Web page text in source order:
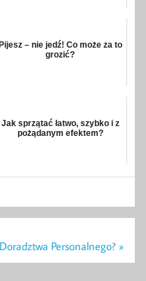
– nie jedź! Co może za to
grozić?
Jak sprzątać łatwo, szybko i z
pożądanym efektem?
Personalnego? »